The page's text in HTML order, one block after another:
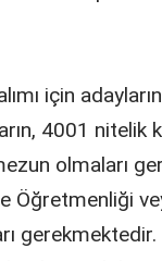
için
4001 nitelik
olmaları
Öğretmenliği